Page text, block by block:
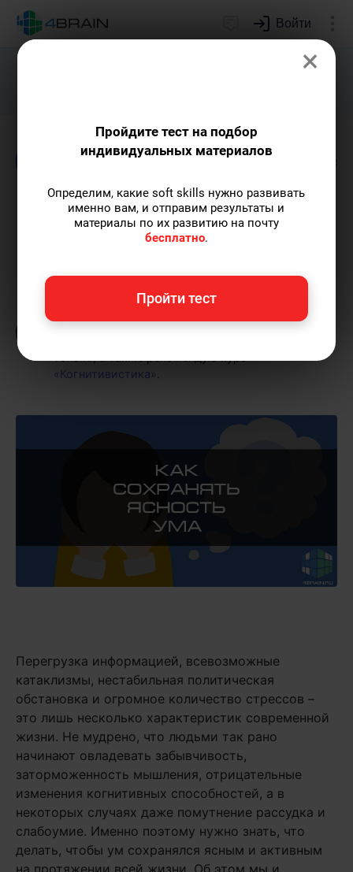
Войти
Подарим индивидуальный план
Внимание и память
Как сохранять ясность ума:
15 отличных способов
Кирилл Ногалес
— главред-популяризатор
экспертных знаний с опытом более 12 лет,
главред 4brain, путешественник.Пишу
«Когнитивистика»
Перегрузка информацией, всевозможные
катаклизмы, нестабильная политическая
обстановка и огромное количество стрессов –
это лишь несколько характеристик современной
жизни. Не мудрено, что людьми так рано
начинают овладевать забывчивость,
заторможенность мышления, отрицательные
изменения когнитивных способностей, а в
некоторых случаях даже помутнение рассудка и
слабоумие. Именно поэтому нужно знать, что
делать, чтобы ум сохранялся ясным и активным
×
Пройдите тест на подбор
индивидуальных материалов
Определим, какие soft skills нужно развивать
именно вам, и отправим результаты и
материалы по их развитию на почту
бесплатно.
Пройти тест